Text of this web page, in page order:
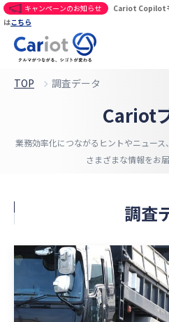
キャンペーンのお知らせ
Cariot Copilotモ
はこちら
TOP 調査データ
Cariot
業務効率化につながるヒントやニュース、
さまざまな情報をお
調査